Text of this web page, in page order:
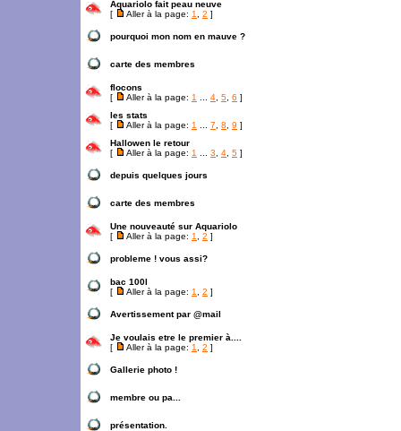
Aquariolo fait peau neuve
[
Aller à la page: 1 2 ]
pourquoi mon nom en mauve ?
carte des membres
flocons
[
Aller à la page: 1 4 5 6 ]
les stats
[
Aller à la page: 1 7 8 9 ]
Hallowen le retour
[
Aller à la page: 1 3 4 5 ]
depuis quelques jours
carte des membres
Une nouveauté sur Aquariolo
[
Aller à la page: 1 2 ]
probleme ! vous assi?
bac 100l
[
Aller à la page: 1 2 ]
Avertissement par @mail
Je voulais etre le premier à....
[
Aller à la page: 1 2 ]
Gallerie photo !
membre ou pa...
présentation.